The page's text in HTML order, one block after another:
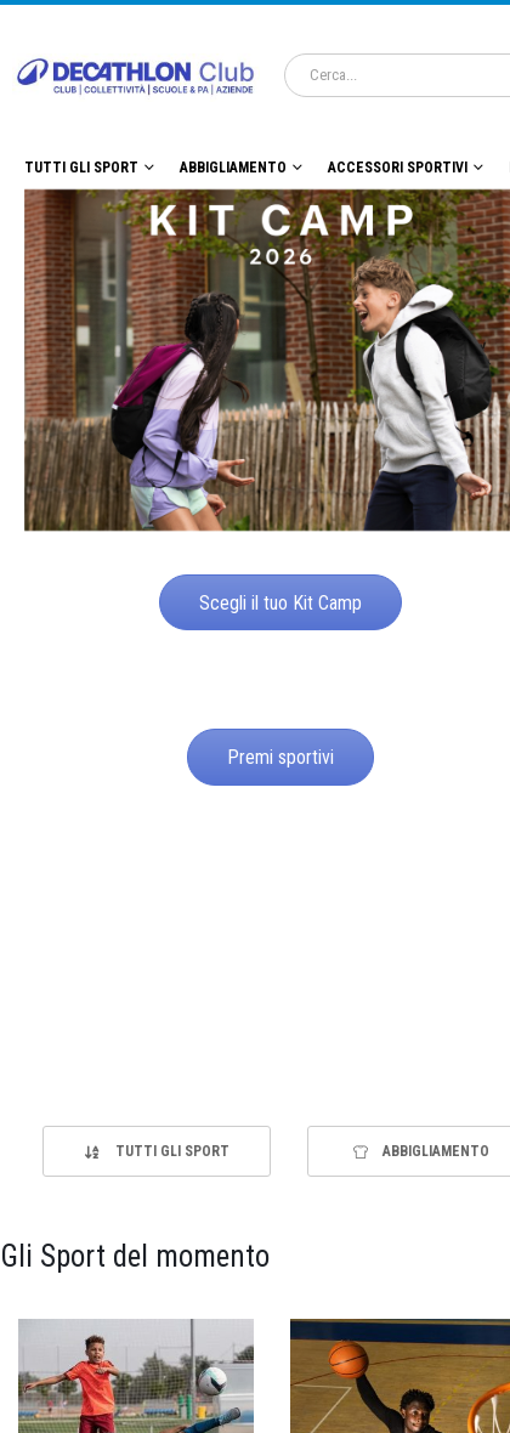
TUTTI GLI SPORT ABBIGLIAMENTO ACCESSORI SPORTIVI
Scegli il tuo Kit Camp
Premi sportivi
TUTTI GLI SPORT ABBIGLIAMENTO
Gli Sport del momento